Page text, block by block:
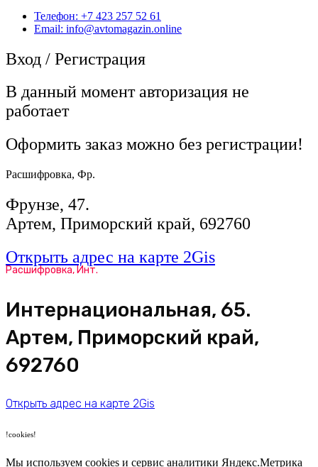
Телефон: +7 423 257 52 61
Email: info@avtomagazin.online
Вход / Регистрация
В данный момент авторизация не
работает
Оформить заказ можно без регистрации!
Расшифровка, Фр.
Фрунзе, 47.
Артем, Приморский край, 692760
Открыть адрес на карте 2Gis
Расшифровка, Инт.
​Интернациональная, 65​.
Артем, Приморский край,
692760
Открыть адрес на карте 2Gis
!cookies!
Мы используем cookies и сервис аналитики Яндекс.Метрика